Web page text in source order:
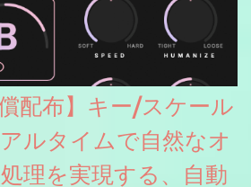
配布】キー/スケール
ルタイムで自然なオ
理を実現する、自動